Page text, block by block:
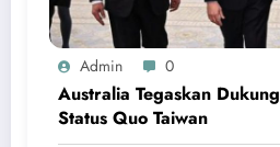
Admin 0
Australia Tegaskan
Status Quo Taiwan